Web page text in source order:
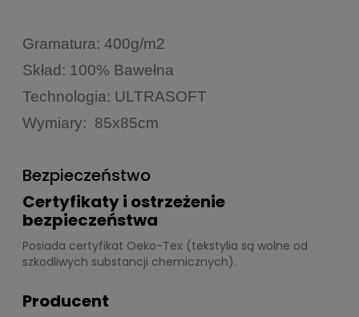
Gramatura: 400g/m2
Skład: 100% Bawełna
Technologia: ULTRASOFT
Wymiary: 85x85cm
Bezpieczeństwo
Certyfikaty i ostrzeżenie
bezpieczeństwa
Posiada certyfikat Oeko-Tex (tekstylia są wolne od
szkodliwych substancji chemicznych).
Producent